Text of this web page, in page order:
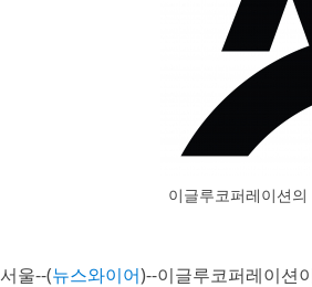
이글루코퍼레이션
서울--(뉴스와이어)--이글루코퍼레이션